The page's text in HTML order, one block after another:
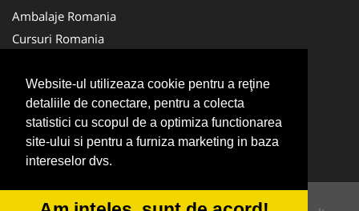
Website-ul utilizeaza cookie pentru a reţine
detaliile de conectare, pentru a colecta
statistici cu scopul de a optimiza functionarea
site-ului si pentru a furniza marketing in baza
intereselor dvs.
Ambalaje Romania
Cursuri Romania
Medici Familie
Alpinist Utilitar
Camin-Varstnici.ro
CentruInchirieri.ro